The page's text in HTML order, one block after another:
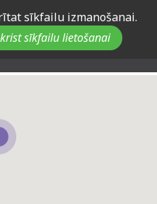
sīkfailu izmanošanai.
sīkfailu lietošanai